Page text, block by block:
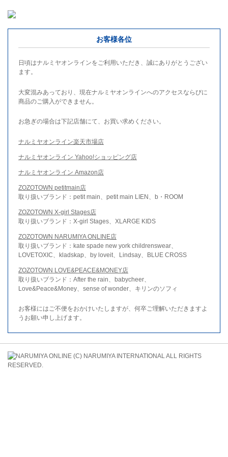
お客様各位
日頃はナルミヤオンラインをご利用いただき、誠にありがとうござい
ます。
大変混みあっており、現在ナルミヤオンラインへのアクセスならびに
商品のご購入ができません。
お急ぎの場合は下記店舗にて、お買い求めください。
ナルミヤオンライン楽天市場店
ナルミヤオンライン Yahoo!ショッピング店
ナルミヤオンライン Amazon店
ZOZOTOWN petitmain店
取り扱いブランド：petit main、petit main LIEN、b・ROOM
ZOZOTOWN X-girl Stages店
取り扱いブランド：X-girl Stages、XLARGE KIDS
ZOZOTOWN NARUMIYA ONLINE店
取り扱いブランド：kate spade new york childrenswear、
LOVETOXIC、kladskap、by loveit、Lindsay、BLUE CROSS
ZOZOTOWN LOVE&PEACE&MONEY店
取り扱いブランド：After the rain、babycheer、
Love&Peace&Money、sense of wonder、キリンのソフィ
お客様にはご不便をおかけいたしますが、何卒ご理解いただきますよ
うお願い申し上げます。